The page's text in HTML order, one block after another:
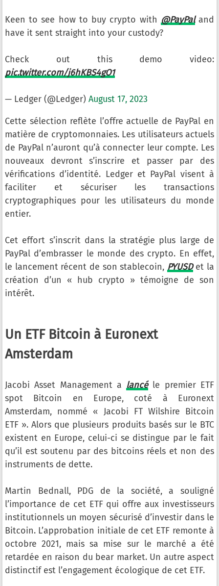
Keen to see how to buy crypto with @PayPaland
have it sent straight into your custody?
Check out this demo video:
pic.twitter.com/j6hKBS4gO1
— Ledger (@Ledger) August 17, 2023
Cette sélection reflète l’offre actuelle de PayPal en
matière de cryptomonnaies. Les utilisateurs actuels
de PayPal n’auront qu’à connecter leur compte. Les
nouveaux devront s’inscrire et passer par des
vérifications d’identité. Ledger et PayPal visent à
faciliter et sécuriser les transactions
cryptographiques pour les utilisateurs du monde
entier.
Cet effort s’inscrit dans la stratégie plus large de
PayPal d’embrasser le monde des crypto. En effet,
le lancement récent de son stablecoin, PYUSDet la
création d’un « hub crypto » témoigne de son
intérêt.
Un ETF Bitcoin à Euronext
Amsterdam
Jacobi Asset Management a lancéle premier ETF
spot Bitcoin en Europe, coté à Euronext
Amsterdam, nommé « Jacobi FT Wilshire Bitcoin
ETF ». Alors que plusieurs produits basés sur le BTC
existent en Europe, celui-ci se distingue par le fait
qu’il est soutenu par des bitcoins réels et non des
instruments de dette.
Martin Bednall, PDG de la société, a souligné
l’importance de cet ETF qui offre aux investisseurs
institutionnels un moyen sécurisé d’investir dans le
Bitcoin. L’approbation initiale de cet ETF remonte à
octobre 2021, mais sa mise sur le marché a été
retardée en raison du bear market. Un autre aspect
distinctif est l’engagement écologique de cet ETF.